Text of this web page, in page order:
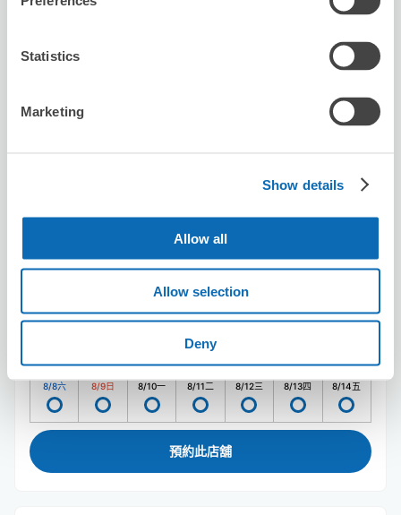
Statistics
Marketing
Show details
Allow all
Allow selection
Deny
Karaoke BIG ECHO Warabi Station
Front Store
可保管的行李數
:0
利用可能時間
8/8六 8/9日 8/10一 8/11二 8/12三 8/13四 8/14五
預約此店舖